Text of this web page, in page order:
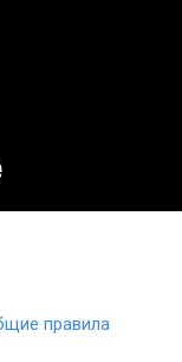
правила